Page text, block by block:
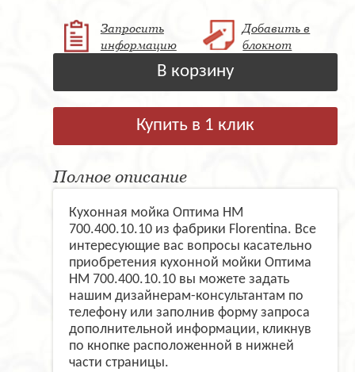
Запросить
информацию
Добавить в
блокнот
В корзину
Купить в 1 клик
Полное описание
Кухонная мойка Оптима HM
700.400.10.10 из фабрики Florentina. Все
интересующие вас вопросы касательно
приобретения кухонной мойки Оптима
HM 700.400.10.10 вы можете задать
нашим дизайнерам-консультантам по
телефону или заполнив форму запроса
дополнительной информации, кликнув
по кнопке расположенной в нижней
части страницы.